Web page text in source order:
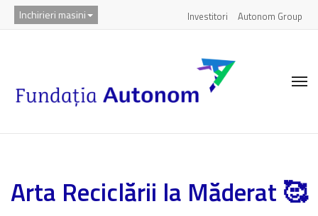
Inchirieri masini Investitori Autonom Group
Arta Reciclării la Măderat 🥰